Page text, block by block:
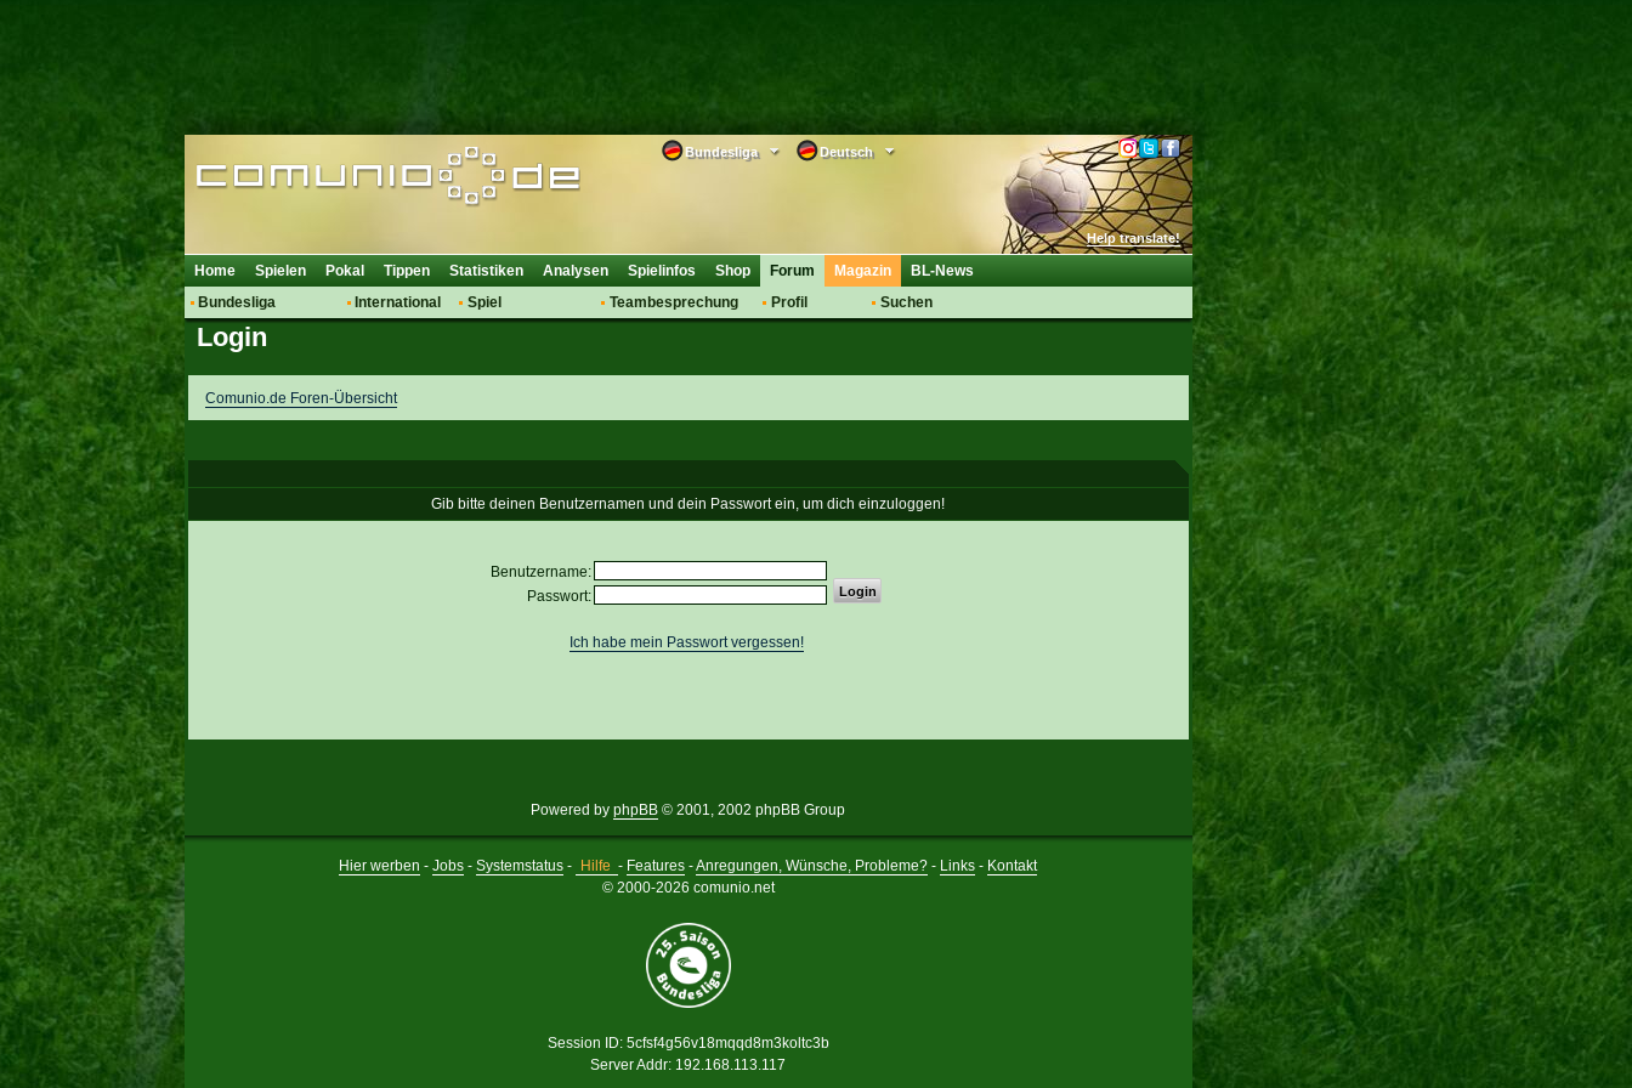
Deutsch
Bundesliga
Help translate!
Home Spielen Pokal Tippen Statistiken Analysen Spielinfos Shop
Forum
Bundesliga
Hot News
Spielanalyse
Vereinsdiskussion
International
Spiel
Teambesprechung
Saisonübergang
Profil
Suchen
Magazin BL-News
Login
Comunio.de Foren-Übersicht
Gib bitte deinen Benutzernamen und dein Passwort ein, um dich einzuloggen!
Benutzername:
Passwort:
Ich habe mein Passwort vergessen!
Powered by phpBB © 2001, 2002 phpBB Group
Hier werben - Jobs- Systemstatus- Hilfe - Features -Anregungen, Wünsche, Probleme? - Links - Kontakt
© 2000-2026 comunio.net
Session ID: 5cfsf4g56v18mqqd8m3koltc3b
Server Addr: 192.168.113.117